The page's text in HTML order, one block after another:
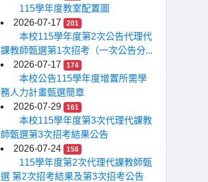
115學年度教室配置圖
2026-07-17
201
本校115學年度第2次公告代理代
課教師甄選第1次招考（一次公告分...
2026-07-17
174
本校公告115學年度增置所需學
務人力計畫甄選簡章
2026-07-29
161
本校115學年度第3次代理代課教
師甄選第3次招考結果公告
2026-07-24
158
115學年度第2次代理代課教師甄
選 第2次招考結果及第3次招考公告